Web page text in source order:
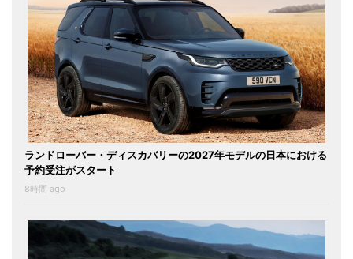
ランドローバー・ディスカバリーの2027年モデルの日本における
予約受注がスタート
8時間 ago